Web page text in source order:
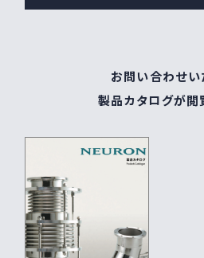
お問い合わせい
製品カタログが閲